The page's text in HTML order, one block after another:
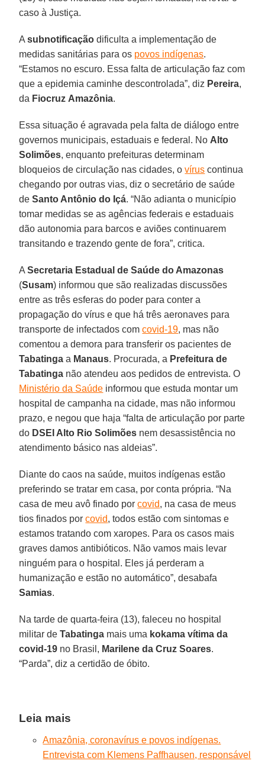
caso à Justiça.
Asubnotificação dificulta a implementação de
medidas sanitárias para os povos indígenas.
“Estamos no escuro. Essa falta de articulação faz com
que a epidemia caminhe descontrolada”, diz Pereira,
da Fiocruz Amazônia.
Essa situação é agravada pela falta de diálogo entre
governos municipais, estaduais e federal. No Alto
Solimões, enquanto prefeituras determinam
bloqueios de circulação nas cidades, ovírus continua
chegando por outras vias, diz o secretário de saúde
deSanto Antônio do Içá. “Não adianta o município
tomar medidas se as agências federais e estaduais
dão autonomia para barcos e aviões continuarem
transitando e trazendo gente de fora”, critica.
ASecretaria Estadual de Saúde do Amazonas
(Susam) informou que são realizadas discussões
entre as três esferas do poder para conter a
propagação do vírus e que há três aeronaves para
transporte de infectados com covid-19, mas não
comentou a demora para transferir os pacientes de
Tabatinga a Manaus. Procurada, a Prefeitura de
Tabatinga não atendeu aos pedidos de entrevista. O
Ministério da Saúde informou que estuda montar um
hospital de campanha na cidade, mas não informou
prazo, e negou que haja “falta de articulação por parte
do DSEI Alto Rio Solimões nem desassistência no
atendimento básico nas aldeias”.
Diante do caos na saúde, muitos indígenas estão
preferindo se tratar em casa, por conta própria. “Na
casa de meu avô finado porcovid, na casa de meus
tios finados porcovid, todos estão com sintomas e
estamos tratando com xaropes. Para os casos mais
graves damos antibióticos. Não vamos mais levar
ninguém para o hospital. Eles já perderam a
humanização e estão no automático”, desabafa
Samias.
Na tarde de quarta-feira (13), faleceu no hospital
militar deTabatinga mais uma kokama vítima da
covid-19 no Brasil, Marilene da Cruz Soares.
“Parda”, diz a certidão de óbito.
Leia mais
Amazônia, coronavírus e povos indígenas.
Entrevista com Klemens Paffhausen, responsável